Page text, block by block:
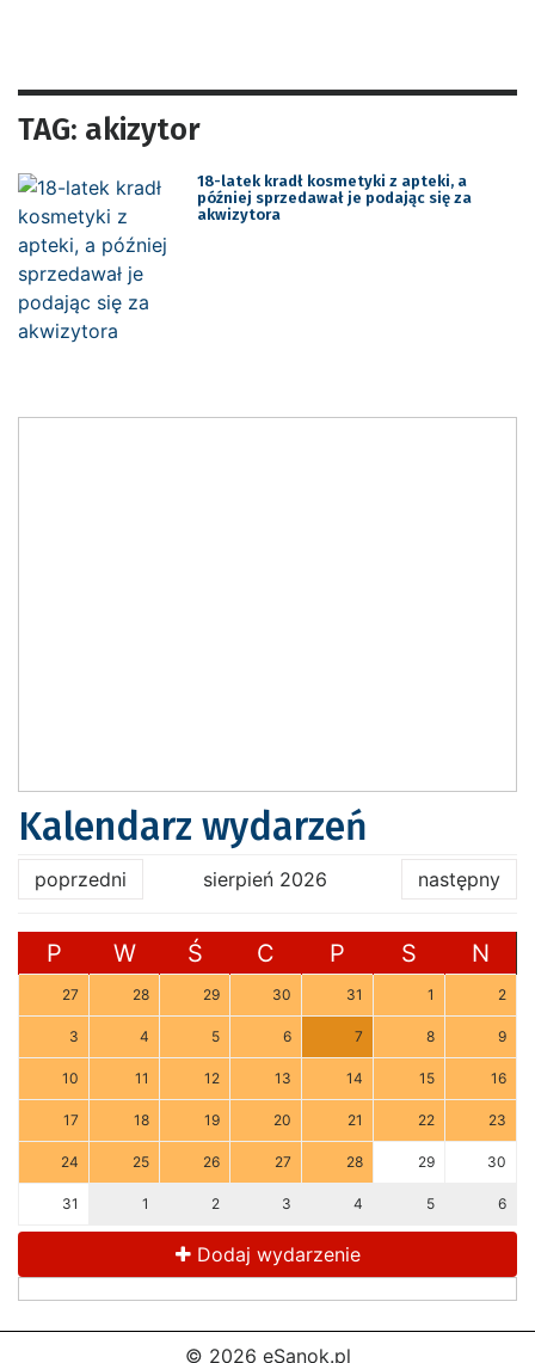
TAG: akizytor
18-latek kradł kosmetyki z apteki, a
później sprzedawał je podając się za
akwizytora
Kalendarz wydarzeń
poprzedni sierpień 2026 następny
P W Ś C P S N
27 28 29 30 31 1 2
3 4 5 6 7 8 9
10 11 12 13 14 15 16
17 18 19 20 21 22 23
24 25 26 27 28 29 30
31 1 2 3 4 5 6
Dodaj wydarzenie
© 2026 eSanok.pl